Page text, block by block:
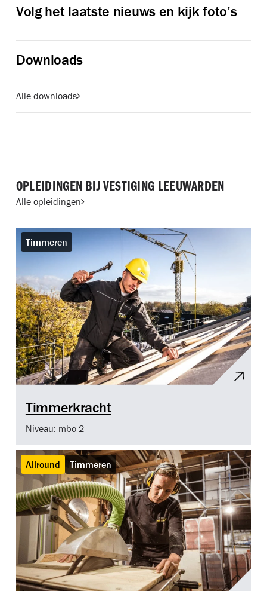
Volg het laatste nieuws en kijk foto’s
Downloads
Alle downloads
OPLEIDINGEN BIJ VESTIGING LEEUWARDEN
Alle opleidingen
Timmeren
Timmerkracht
Niveau: mbo 2
Allround Timmeren